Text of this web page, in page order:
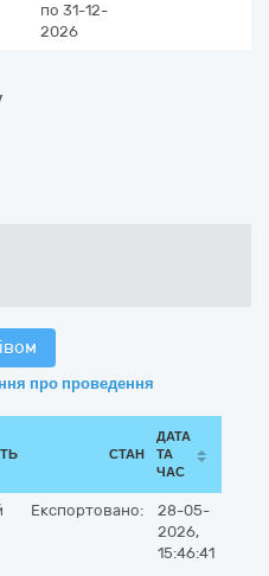
по 31-12-
2026
про проведення
СТАН
ДАТА
ТА
ЧАС
Експортовано:
28-05-
2026,
15:46:41